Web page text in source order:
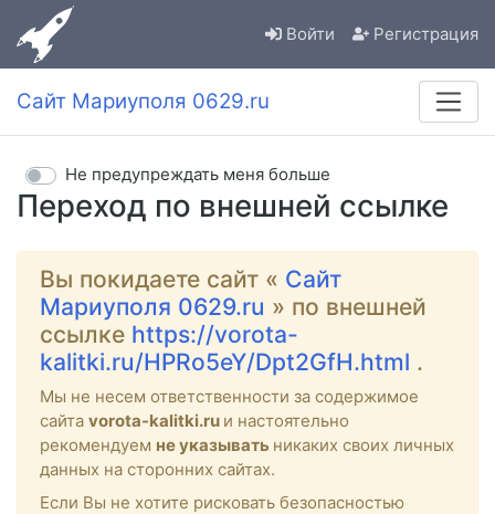
Войти Регистрация
Сайт Мариуполя 0629.ru
Переход по внешней ссылке
Не предупреждать меня больше
Вы покидаете сайт « Сайт
Мариуполя 0629.ru » по внешней
ссылке https://vorota-
kalitki.ru/HPRo5eY/Dpt2GfH.html .
Мы не несем ответственности за содержимое
сайта vorota-kalitki.ru и настоятельно
рекомендуем не указывать никаких своих личных
данных на сторонних сайтах.
Если Вы не хотите рисковать безопасностью